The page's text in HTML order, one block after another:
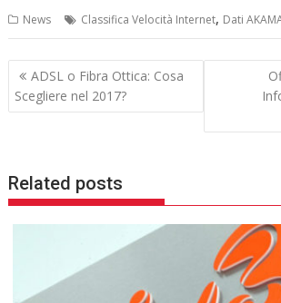
c
e
b
o
o
k
t
t
e
r
News Classifica Velocità Internet, Dati
Navigazione
articoli
ADSL o Fibra Ottica: Cosa
Scegliere nel 2017?
Related posts